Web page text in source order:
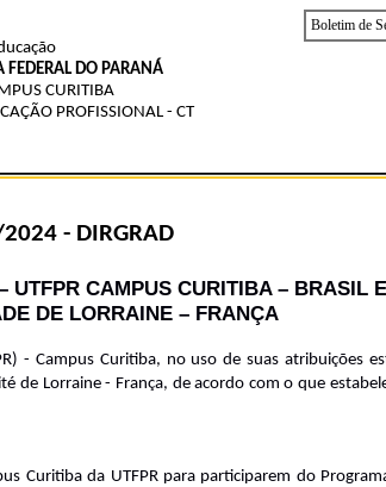
Boletim de
FEDERAL DO PARANÁ
CURITIBA
PROFISSIONAL - CT
- DIRGRAD
CAMPUS CURITIBA – BRASIL
DE LORRAINE – FRANÇA
- Campus Curitiba, no uso de suas atribuições
de Lorraine - França, de acordo com o que
Curitiba da UTFPR para participarem do